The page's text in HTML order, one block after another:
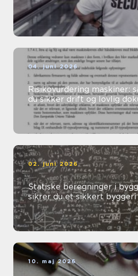
04. juni 2026
Risikovurdering maskiner:
du sikker drift og lovlig
02. juni 2026
Statiske beregninger i
sikrer du et sikkert byggeri
10. maj 2026